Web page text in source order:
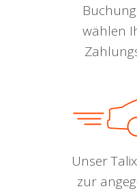
wählen
Unser
zur